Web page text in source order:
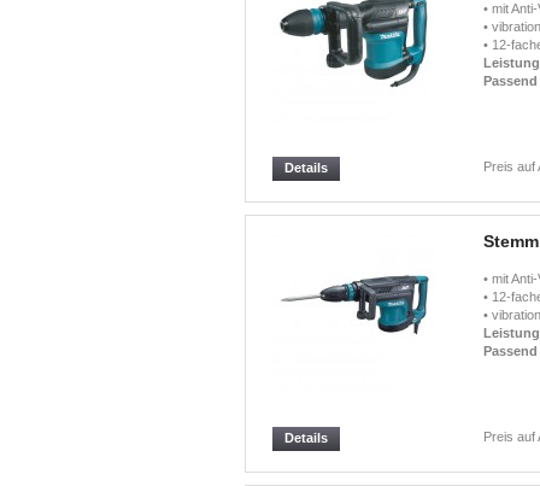
• mit
•
• 12-
Preis auf
Details
• mit
• 12-
•
Preis auf
Details